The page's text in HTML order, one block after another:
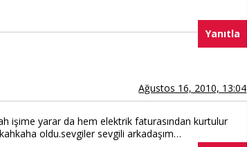
Yanıtla
Ağustos 16, 2010, 13:04
işime yarar da hem elektrik faturasından kurtulur
oldu.sevgiler sevgili arkadaşım…